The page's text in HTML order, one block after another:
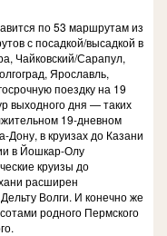
по 53 маршрутам из
с посадкой/высадкой в
Чайковский/Сарапул,
Ярославль,
поездку на 19
выходного дня — таких
19-дневном
Дону, в круизах до Казани
в Йошкар-Олу
круизы до
расширен
Волги. И конечно же
родного Пермского